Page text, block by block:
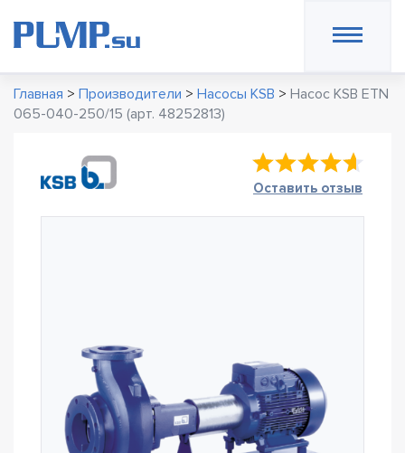
Главная > Производители > Насосы KSB > Насос KSB ETN
065-040-250/15 (арт. 48252813)
Оставить отзыв